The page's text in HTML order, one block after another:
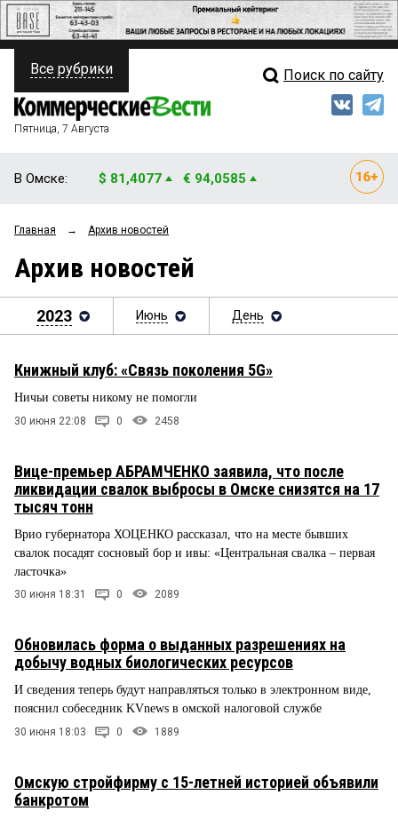
ПОЛИТИКА
ФИНАНСЫ
ОБЩЕСТВО
ЗАКОН
НОВОСТИ КОМПАНИЙ
СТИЛЬ ЖИЗНИ
Свежий выпуск
Блоги
Все рубрики Поиск по сайту
Пятница, 7 Августа
В Омске: $ 81,4077 € 94,0585
Главная → Архив новостей
Архив новостей
2023 Июнь День
Книжный клуб: «Связь поколения 5G»
Ничьи советы никому не помогли
30 июня 22:08 0 2458
Вице-премьер АБРАМЧЕНКО заявила, что после
ликвидации свалок выбросы в Омске снизятся на 17
тысяч тонн
Врио губернатора ХОЦЕНКО рассказал, что на месте бывших
свалок посадят сосновый бор и ивы: «Центральная свалка – первая
ласточка»
30 июня 18:31 0 2089
Обновилась форма о выданных разрешениях на
добычу водных биологических ресурсов
И сведения теперь будут направляться только в электронном виде,
пояснил собеседник KVnews в омской налоговой службе
30 июня 18:03 0 1889
Омскую стройфирму с 15-летней историей объявили
банкротом